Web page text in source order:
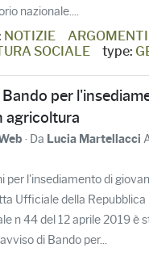
nazionale....
NOTIZIE
ARGOMENTI
SOCIALE
type:
per
agricoltura
· Da Lucia Martellacci
per l'insediamento di
Ufficiale della Repubblica
n 44 del 12 aprile 2019 è
di Bando per...